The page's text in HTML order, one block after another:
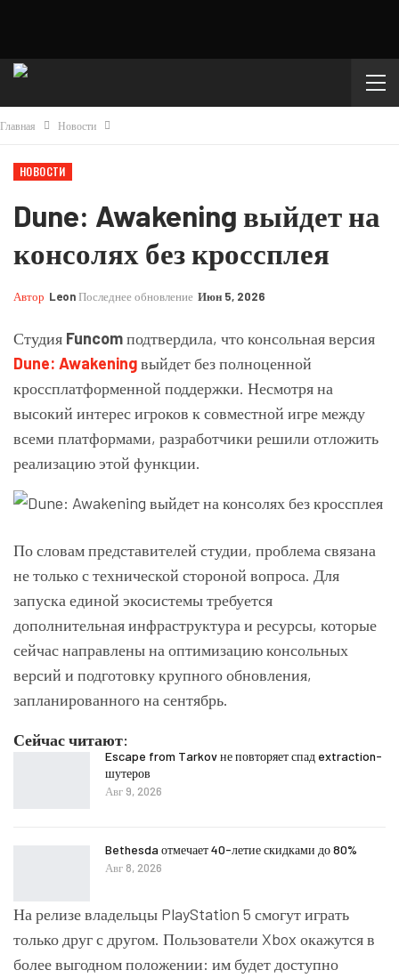
Главная Новости
НОВОСТИ
Dune: Awakening выйдет на
консолях без кроссплея
Автор LeonПоследнее обновление Июн 5, 2026
Студия Funcomподтвердила, что консольная версия
Dune: Awakeningвыйдет без полноценной
кроссплатформенной поддержки. Несмотря на
высокий интерес игроков к совместной игре между
всеми платформами, разработчики решили отложить
реализацию этой функции.
По словам представителей студии, проблема связана
не только с технической стороной вопроса. Для
запуска единой экосистемы требуется
дополнительная инфраструктура и ресурсы, которые
сейчас направлены на оптимизацию консольных
версий и подготовку крупного обновления,
запланированного на сентябрь.
Сейчас читают:
Escape from Tarkov не повторяет спад extraction-
шутеров
Авг 9, 2026
Bethesda отмечает 40-летие скидками до 80%
Авг 8, 2026
На релизе владельцы PlayStation 5 смогут играть
только друг с другом. Пользователи Xbox окажутся в
более выгодном положении: им будет доступно